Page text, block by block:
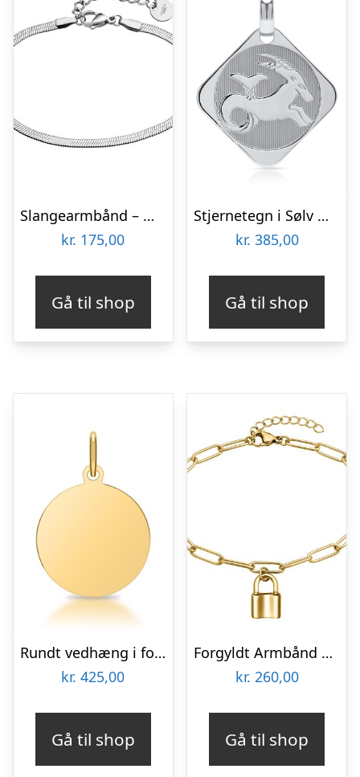
Slangearmbånd – Mulighed for gravering
kr. 175,00
Gå til shop
Stjernetegn i Sølv med Stenbukken – Mulighed for gravering
kr. 385,00
Gå til shop
Rundt vedhæng i forgyldt Sølv 16 mm – Mulighed for gravering
kr. 425,00
Gå til shop
Forgyldt Armbånd med aflange led og Love Lock – Mulighed for gravering
kr. 260,00
Gå til shop